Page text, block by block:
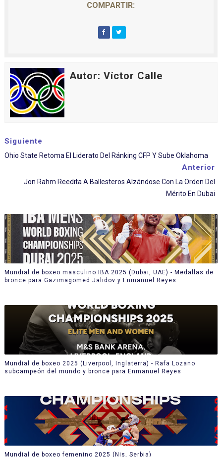
COMPARTIR:
Autor: Víctor Calle
Siguiente
Ohio State Retoma El Liderato Del Ránking CFP Y Sube Oklahoma
Anterior
Jon Rahm Reedita A Ballesteros Alzándose Con La Orden Del
Mérito En Dubai
Mundial de boxeo masculino IBA 2025 (Dubai, UAE) - Medallas de
bronce para Gazimagomed Jalidov y Enmanuel Reyes
Mundial de boxeo 2025 (Liverpool, Inglaterra) - Rafa Lozano
subcampeón del mundo y bronce para Enmanuel Reyes
Mundial de boxeo femenino 2025 (Nis, Serbia)